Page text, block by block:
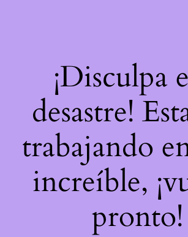
¡Disculpa
desastre!
trabajando
increíble,
pronto!